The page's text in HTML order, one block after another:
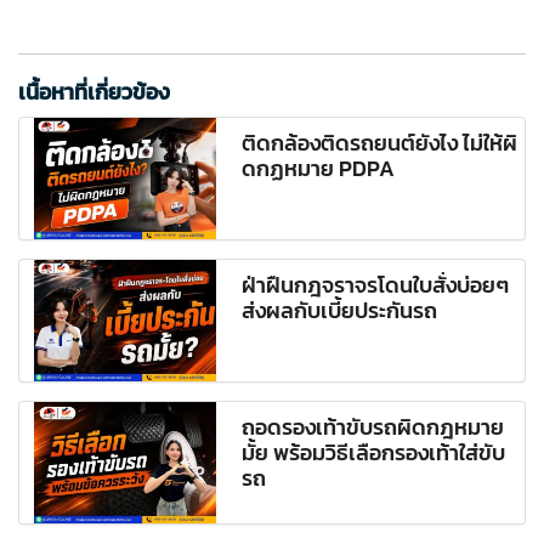
เนื้อหาที่เกี่ยวข้อง
ติดกล้องติดรถยนต์ยังไง ไม่ให้ผิ
ดกฏหมาย PDPA
ฝ่าฝืนกฎจราจรโดนใบสั่งบ่อยๆ
ส่งผลกับเบี้ยประกันรถ
ถอดรองเท้าขับรถผิดกฎหมาย
มั้ย พร้อมวิธีเลือกรองเท้าใส่ขับ
รถ